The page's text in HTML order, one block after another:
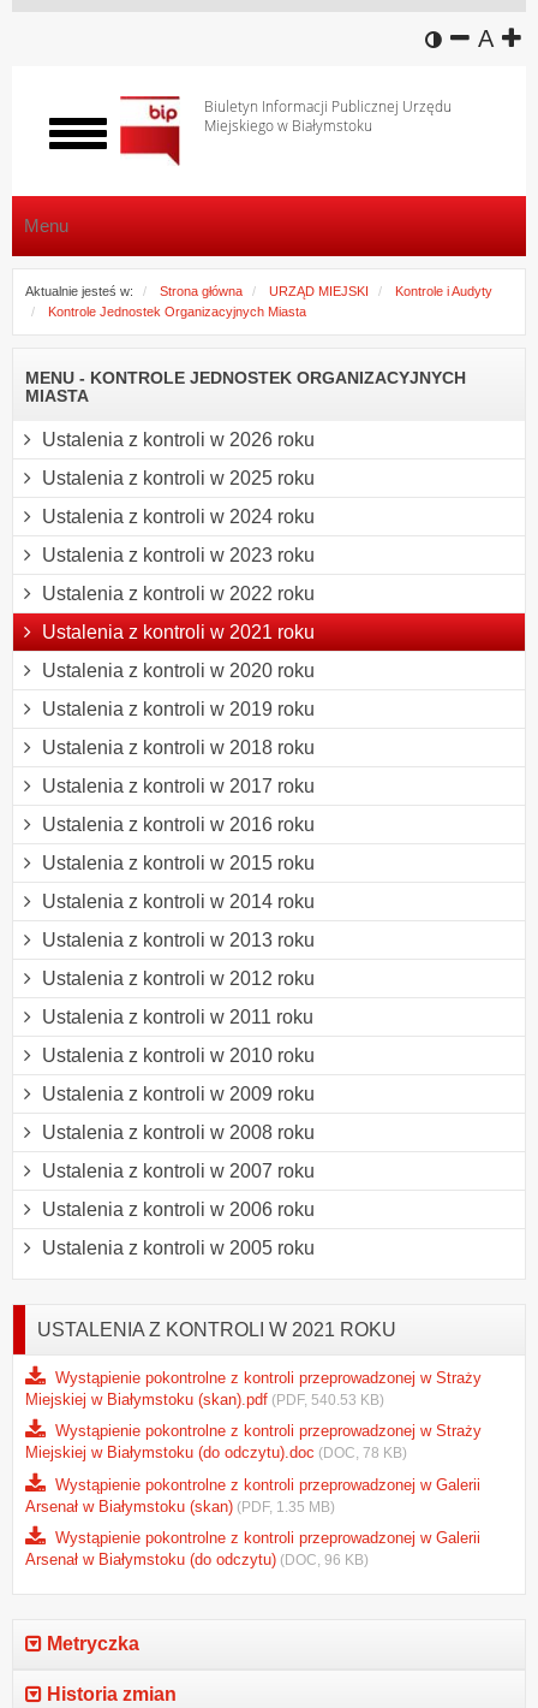
wersja
A
Biuletyn Informacji Publicznej Urzędu
Miejskiego w Białymstoku
Włącz
menu
Menu
Aktualnie jesteś w: Strona główna URZĄD MIEJSKI
Kontrole i Audyty
Kontrole Jednostek Organizacyjnych Miasta
MENU - KONTROLE JEDNOSTEK ORGANIZACYJNYCH
MIASTA
Ustalenia z kontroli w 2026 roku
Ustalenia z kontroli w 2025 roku
Ustalenia z kontroli w 2024 roku
Ustalenia z kontroli w 2023 roku
Ustalenia z kontroli w 2022 roku
Ustalenia z kontroli w 2021 roku
Ustalenia z kontroli w 2020 roku
Ustalenia z kontroli w 2019 roku
Ustalenia z kontroli w 2018 roku
Ustalenia z kontroli w 2017 roku
Ustalenia z kontroli w 2016 roku
Ustalenia z kontroli w 2015 roku
Ustalenia z kontroli w 2014 roku
Ustalenia z kontroli w 2013 roku
Ustalenia z kontroli w 2012 roku
Ustalenia z kontroli w 2011 roku
Ustalenia z kontroli w 2010 roku
Ustalenia z kontroli w 2009 roku
Ustalenia z kontroli w 2008 roku
Ustalenia z kontroli w 2007 roku
Ustalenia z kontroli w 2006 roku
Ustalenia z kontroli w 2005 roku
USTALENIA Z KONTROLI W 2021 ROKU
Wystąpienie pokontrolne z kontroli przeprowadzonej w Straży
Miejskiej w Białymstoku (skan).pdf (PDF, 540.53 KB)
Wystąpienie pokontrolne z kontroli przeprowadzonej w Straży
Miejskiej w Białymstoku (do odczytu).doc (DOC, 78 KB)
Wystąpienie pokontrolne z kontroli przeprowadzonej w Galerii
Arsenał w Białymstoku (skan) (PDF, 1.35 MB)
Wystąpienie pokontrolne z kontroli przeprowadzonej w Galerii
Arsenał w Białymstoku (do odczytu) (DOC, 96 KB)
Metryczka
Historia zmian